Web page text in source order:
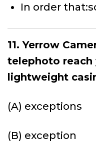
In order
11. Yerrow
telephoto
lightweight
(A) exceptions
(B) exception